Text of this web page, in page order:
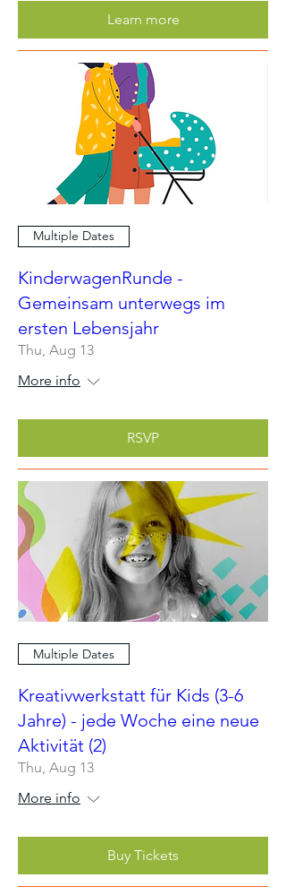
Learn more
Multiple Dates
KinderwagenRunde -
Gemeinsam unterwegs im
ersten Lebensjahr
Thu, Aug 13
More info
RSVP
Multiple Dates
Kreativwerkstatt für Kids (3-6
Jahre) - jede Woche eine neue
Aktivität (2)
Thu, Aug 13
More info
Buy Tickets